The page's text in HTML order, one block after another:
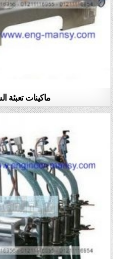
ماكينات تعبئة